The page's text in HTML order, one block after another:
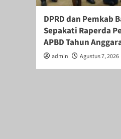
DPRD dan Pemkab
Sepakati Raperda
APBD Tahun
admin Agustus 7, 2026